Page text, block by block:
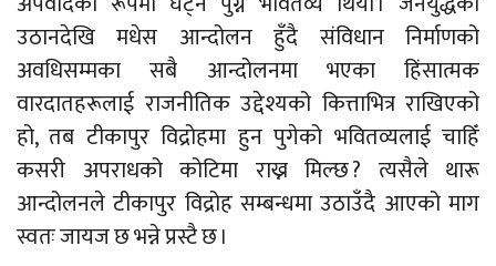
उठानदेखि मधेस आन्दोलन हुँदै संविधान निर्माणको
अवधिसम्मका सबै आन्दोलनमा भएका हिंसात्मक
वारदातहरूलाई राजनीतिक उद्देश्यको कित्ताभित्र राखिएको
हो, तब टीकापुर विद्रोहमा हुन पुगेको भवितव्यलाई चाहिँ
कसरी अपराधको कोटिमा राख्न मिल्छ ? त्यसैले थारू
आन्दोलनले टीकापुर विद्रोह सम्बन्धमा उठाउँदै आएको माग
स्वतः जायज छ भन्ने प्रस्टै छ ।